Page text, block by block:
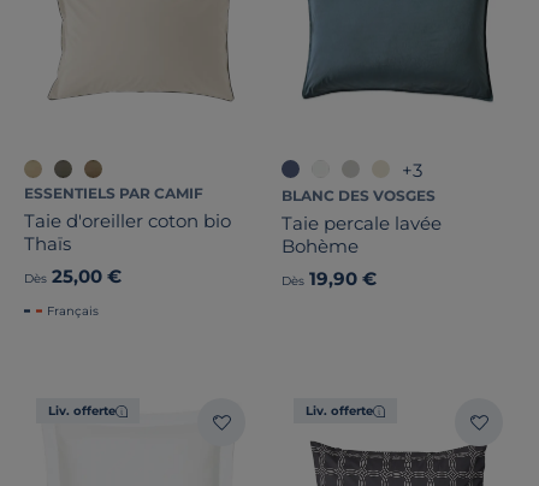
ESSENTIELS PAR CAMIF
Taie d'oreiller coton bio
Thaïs
Dès 25,00 €
Français
+3
BLANC DES VOSGES
Taie percale lavée
Bohème
Dès 19,90 €
Liv. offerte Liv. offerte